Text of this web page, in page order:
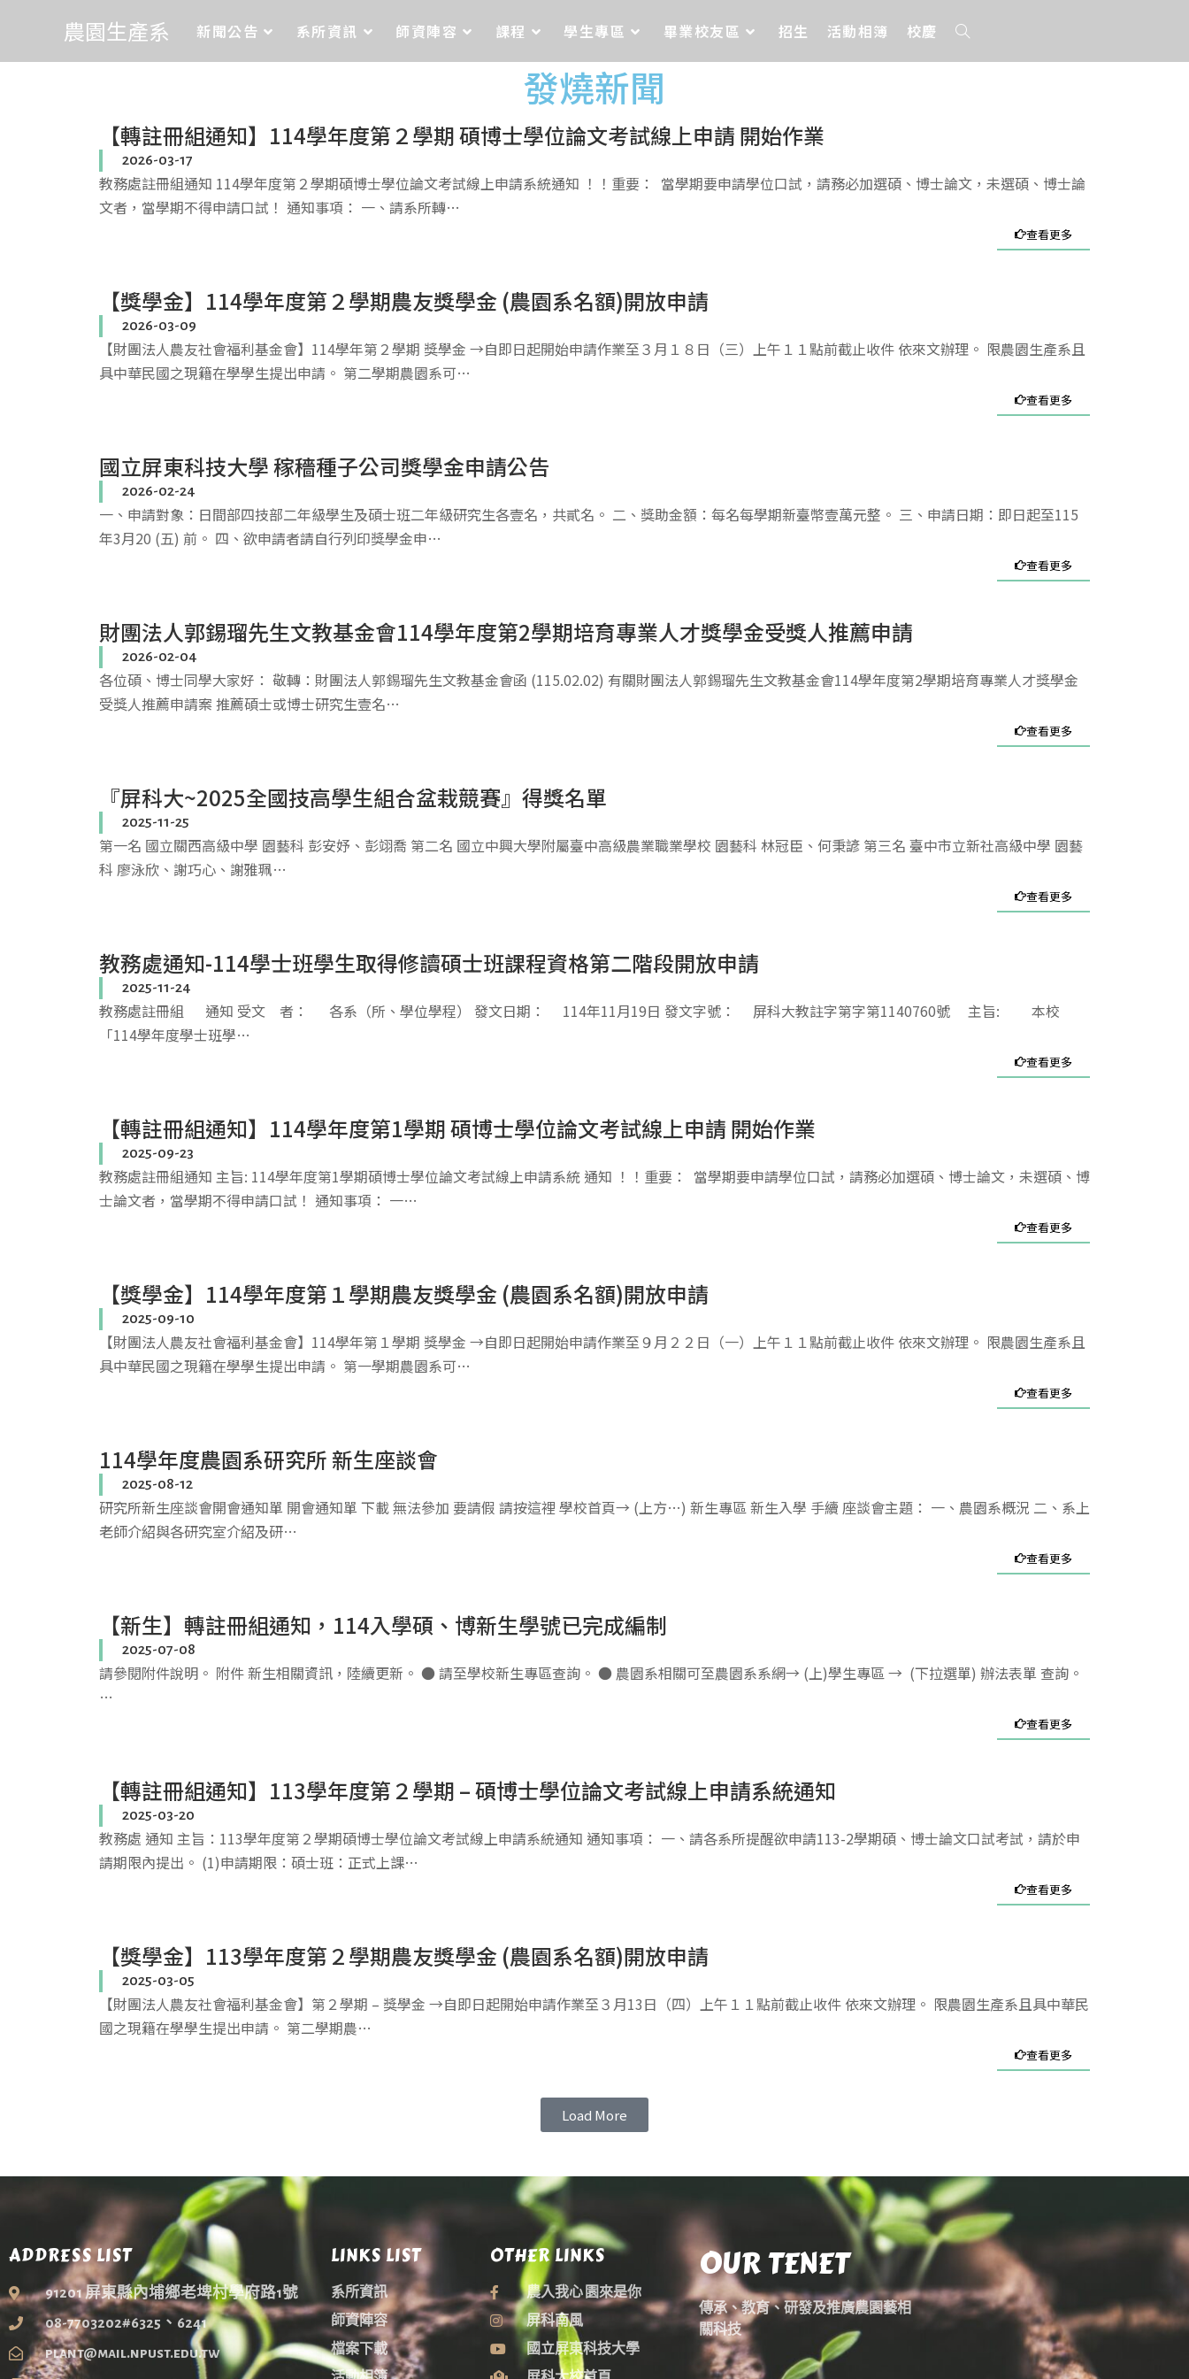
農園生產系 新聞公告 系所資訊 師資陣容 課程 學生專區 畢業校友區 招生 活動相簿 校慶
發燒新聞
【轉註冊組通知】114學年度第２學期 碩博士學位論文考試線上申請 開始作業
2026-03-17
教務處註冊組通知 114學年度第２學期碩博士學位論文考試線上申請系統通知 ！！重要： 當學期要申請學位口試，請務必加選碩、博士論文，未選碩、博士論
文者，當學期不得申請口試！ 通知事項： 一、請系所轉…
查看更多
【獎學金】114學年度第２學期農友獎學金 (農園系名額)開放申請
2026-03-09
【財團法人農友社會福利基金會】114學年第２學期 獎學金 →自即日起開始申請作業至３月１８日（三）上午１１點前截止收件 依來文辦理。 限農園生產系且
具中華民國之現籍在學學生提出申請。 第二學期農園系可…
查看更多
國立屏東科技大學 稼穡種子公司獎學金申請公告
2026-02-24
一、申請對象：日間部四技部二年級學生及碩士班二年級研究生各壹名，共貳名。 二、獎助金額：每名每學期新臺幣壹萬元整。 三、申請日期：即日起至115
年3月20 (五) 前。 四、欲申請者請自行列印獎學金申…
查看更多
財團法人郭錫瑠先生文教基金會114學年度第2學期培育專業人才獎學金受獎人推薦申請
2026-02-04
各位碩、博士同學大家好： 敬轉：財團法人郭錫瑠先生文教基金會函 (115.02.02) 有關財團法人郭錫瑠先生文教基金會114學年度第2學期培育專業人才獎學金
受獎人推薦申請案 推薦碩士或博士研究生壹名…
查看更多
『屏科大~2025全國技高學生組合盆栽競賽』得獎名單
2025-11-25
第一名 國立關西高級中學 園藝科 彭安妤、彭翊喬 第二名 國立中興大學附屬臺中高級農業職業學校 園藝科 林冠臣、何秉諺 第三名 臺中市立新社高級中學 園藝
科 廖泳欣、謝巧心、謝雅珮…
查看更多
教務處通知-114學士班學生取得修讀碩士班課程資格第二階段開放申請
2025-11-24
教務處註冊組 通知 受文 者： 各系（所、學位學程） 發文日期： 114年11月19日 發文字號： 屏科大教註字第字第1140760號 主旨: 本校
「114學年度學士班學…
查看更多
【轉註冊組通知】114學年度第1學期 碩博士學位論文考試線上申請 開始作業
2025-09-23
教務處註冊組通知 主旨: 114學年度第1學期碩博士學位論文考試線上申請系統 通知 ！！重要： 當學期要申請學位口試，請務必加選碩、博士論文，未選碩、博
士論文者，當學期不得申請口試！ 通知事項： 一…
查看更多
【獎學金】114學年度第１學期農友獎學金 (農園系名額)開放申請
2025-09-10
【財團法人農友社會福利基金會】114學年第１學期 獎學金 →自即日起開始申請作業至９月２２日（一）上午１１點前截止收件 依來文辦理。 限農園生產系且
具中華民國之現籍在學學生提出申請。 第一學期農園系可…
查看更多
114學年度農園系研究所 新生座談會
2025-08-12
研究所新生座談會開會通知單 開會通知單 下載 無法參加 要請假 請按這裡 學校首頁→ (上方…) 新生專區 新生入學 手續 座談會主題： 一、農園系概況 二、系上
老師介紹與各研究室介紹及研…
查看更多
【新生】轉註冊組通知，114入學碩、博新生學號已完成編制
2025-07-08
請參閱附件說明。 附件 新生相關資訊，陸續更新。 ● 請至學校新生專區查詢。 ● 農園系相關可至農園系系網→ (上)學生專區 → (下拉選單) 辦法表單 查詢。
…
查看更多
【轉註冊組通知】113學年度第２學期 – 碩博士學位論文考試線上申請系統通知
2025-03-20
教務處 通知 主旨：113學年度第２學期碩博士學位論文考試線上申請系統通知 通知事項： 一、請各系所提醒欲申請113-2學期碩、博士論文口試考試，請於申
請期限內提出。 (1)申請期限：碩士班：正式上課…
查看更多
【獎學金】113學年度第２學期農友獎學金 (農園系名額)開放申請
2025-03-05
【財團法人農友社會福利基金會】第２學期 – 獎學金 →自即日起開始申請作業至３月13日（四）上午１１點前截止收件 依來文辦理。 限農園生產系且具中華民
國之現籍在學學生提出申請。 第二學期農…
查看更多
Load More
ADDRESS LIST
91201 屏東縣內埔鄉老埤村學府路1號
08-7703202#6325、6241
plant@mail.npust.edu.tw
LINKS LIST
系所資訊
師資陣容
檔案下載
OTHER LINKS
農入我心 園來是你
屏科南風
國立屏東科技大學
OUR TENET
傳承、教育、研發及推廣農園藝相
關科技